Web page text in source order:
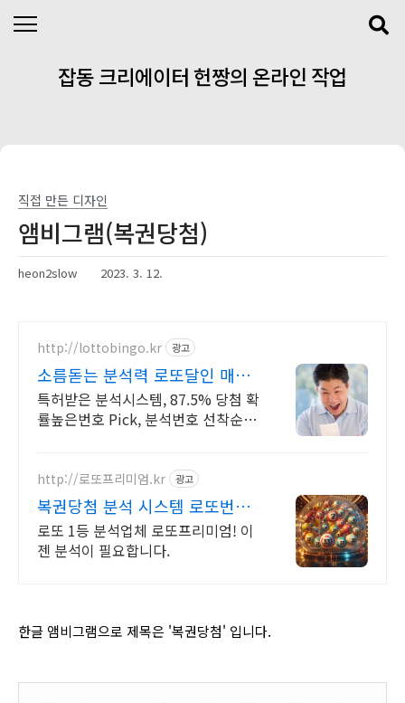
잡동 크리에이터 헌짱의 온라인 작업
직접 만든 디자인
앰비그램(복권당첨)
heon2slow 2023. 3. 12.
http://lottobingo.kr 광고
소름돋는 분석력 로또달인 매주
2등 이상 당첨자 속출
특허받은 분석시스템, 87.5% 당첨 확
률높은번호 Pick, 분석번호 선착순
http://로또프리미엄.kr 광고
복권당첨 분석 시스템 로또번호
분석업체
로또 1등 분석업체 로또프리미엄! 이
젠 분석이 필요합니다.
한글 앰비그램으로 제목은 '복권당첨' 입니다.